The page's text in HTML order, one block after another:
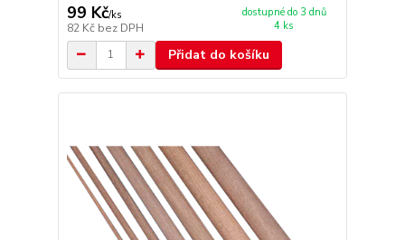
99 Kč/ks
82 Kč bez DPH
dostupné do 3 dnů
4 ks
Přidat do košíku